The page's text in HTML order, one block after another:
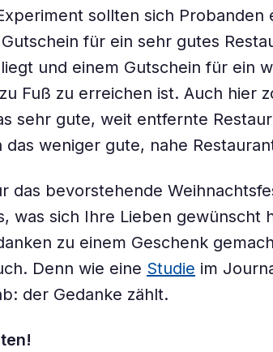
sollten sich Probanden
für ein sehr gutes
und einem Gutschein für ein
Fuß zu erreichen ist. Auch hier
sehr gute, weit entfernte
das weniger gute, nahe
das bevorstehende
was sich Ihre Lieben gewünscht
zu einem Geschenk
Denn wie eine Studie im
der Gedanke zählt.